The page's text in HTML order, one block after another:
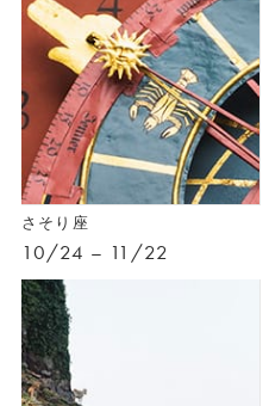
さそり座
10/24 – 11/22